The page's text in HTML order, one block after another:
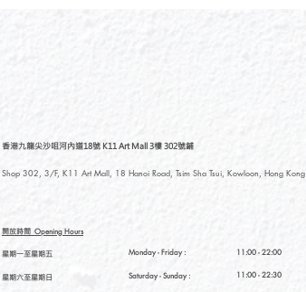
11:00 - 22:00
11:00 - 22:30
香港九龍尖沙咀河內道18號 K11 Art Mall 3樓 302號鋪
Shop 302, 3/F, K11 Art Mall, 18 Hanoi Road, Tsim Sha Tsui, Kowloon, Hong Kong
開放時間 Opening Hours
星期一至星期五
星期六至星期日
Monday - Friday :
Saturday- Sunday :